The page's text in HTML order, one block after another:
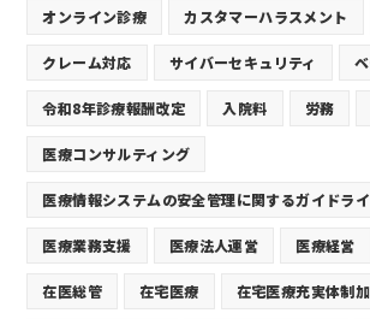
オンライン診療 カスタマーハラスメント
クレーム対応 サイバーセキュリティ
令和8年診療報酬改定 入院料 労務
医療コンサルティング
医療情報システムの安全管理に関するガイドラ
医療業務支援 医療法人運営 医療経営
在医総管 在宅医療 在宅医療充実体制